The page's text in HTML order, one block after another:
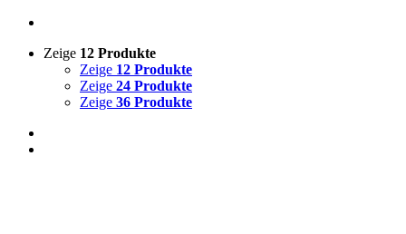
Zeige 12 Produkte
Zeige 12 Produkte
Zeige 24 Produkte
Zeige 36 Produkte